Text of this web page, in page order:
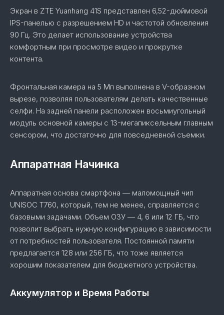
Экран в ZTE Yuanhang 41S представлен 6,52-дюймовой
IPS-панелью с разрешением HD и частотой обновления
90 Гц. Это делает использование устройства
комфортным при просмотре видео и прокрутке
контента.
Фронтальная камера на 5 Мп выполнена в V-образном
вырезе, позволяя пользователям делать качественные
селфи. На задней панели расположен восьмиугольный
модуль основной камеры с 13-мегапиксельным главным
сенсором, что достаточно для повседневной съемки.
Аппаратная Начинка
Аппаратная основа смартфона — маломощный чип
UNISOC T760, который, тем не менее, справляется с
базовыми задачами. Объем ОЗУ — 4, 6 или 12 ГБ, что
позволит выбрать нужную конфигурацию в зависимости
от потребностей пользователя. Постоянной памяти
предлагается 128 или 256 ГБ, что тоже является
хорошим показателем для бюджетного устройства.
Аккумулятор и Время Работы